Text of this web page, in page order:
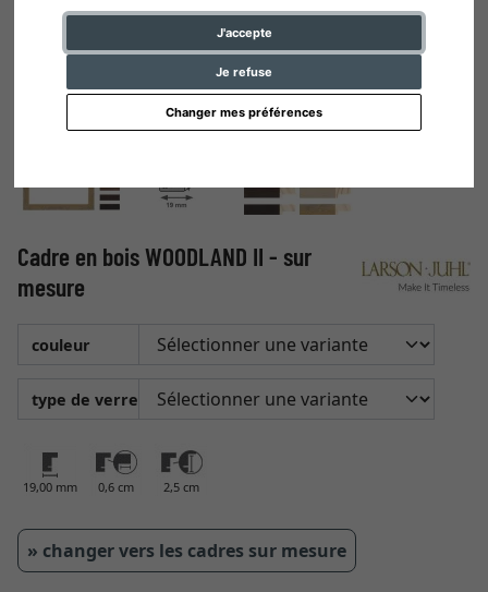
J'accepte
Je refuse
Changer mes préférences
Cadre en bois WOODLAND II - sur
mesure
couleur
type de verre
19,00 mm 0,6 cm 2,5 cm
» changer vers les cadres sur mesure